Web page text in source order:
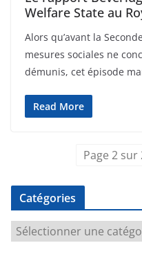
Welfare State au
Alors qu’avant la
mesures sociales ne
démunis, cet épisode
Read More
Page 2 sur
Catégories
a